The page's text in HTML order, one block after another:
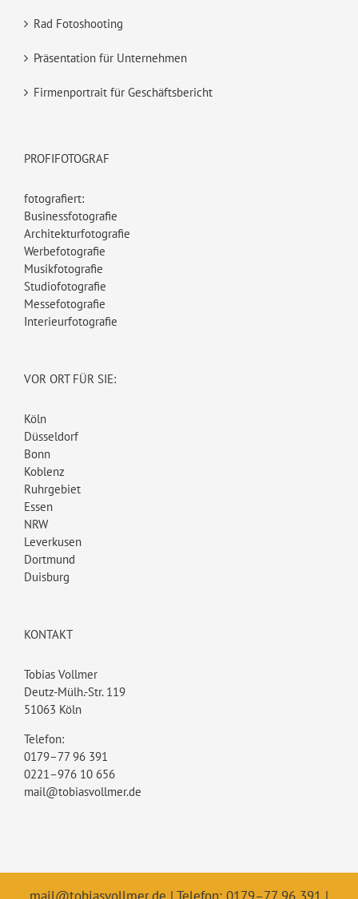
Rad Fotoshooting
Präsentation für Unternehmen
Firmenportrait für Geschäftsbericht
PROFIFOTOGRAF
fotografiert:
Businessfotografie
Architekturfotografie
Werbefotografie
Musikfotografie
Studiofotografie
Messefotografie
Interieurfotografie
VOR ORT FÜR SIE:
Köln
Düsseldorf
Bonn
Koblenz
Ruhrgebiet
Essen
NRW
Leverkusen
Dortmund
Duisburg
KONTAKT
Tobias Vollmer
Deutz-Mülh.-Str. 119
51063 Köln
Telefon:
0179–77 96 391
0221–976 10 656
mail@tobiasvollmer.de